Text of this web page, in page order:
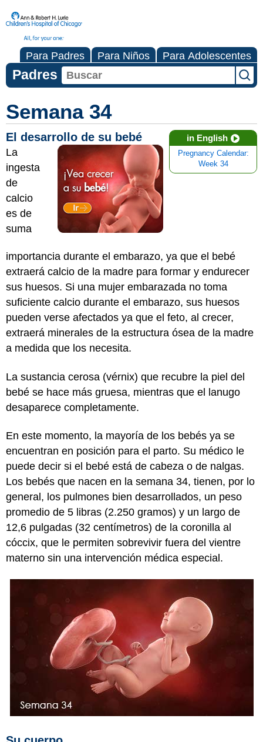
Para Padres Para Niños Para Adolescentes
Padres
Semana 34
in English
Pregnancy Calendar:
Week 34
El desarrollo de su bebé
La
ingesta
de
calcio
es de
suma
importancia durante el embarazo, ya que el bebé
extraerá calcio de la madre para formar y endurecer
sus huesos. Si una mujer embarazada no toma
suficiente calcio durante el embarazo, sus huesos
pueden verse afectados ya que el feto, al crecer,
extraerá minerales de la estructura ósea de la madre
a medida que los necesita.
La sustancia cerosa (vérnix) que recubre la piel del
bebé se hace más gruesa, mientras que el lanugo
desaparece completamente.
En este momento, la mayoría de los bebés ya se
encuentran en posición para el parto. Su médico le
puede decir si el bebé está de cabeza o de nalgas.
Los bebés que nacen en la semana 34, tienen, por lo
general, los pulmones bien desarrollados, un peso
promedio de 5 libras (2.250 gramos) y un largo de
12,6 pulgadas (32 centímetros) de la coronilla al
cóccix, que le permiten sobrevivir fuera del vientre
materno sin una intervención médica especial.